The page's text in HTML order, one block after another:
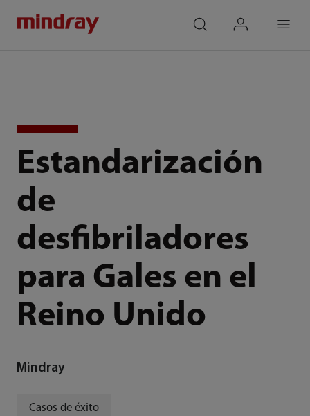
Estandarización
de
desfibriladores
para Gales en el
Reino Unido
Mindray
Casos de éxito